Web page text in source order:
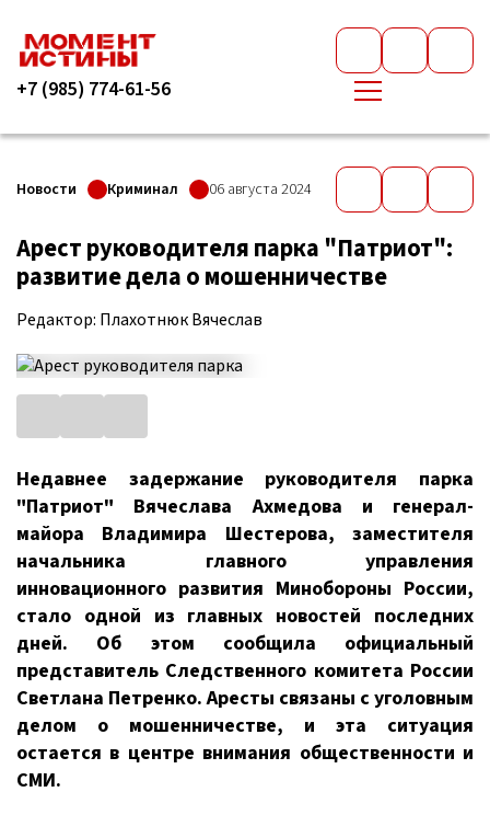
+7 (985) 774-61-56
Новости Криминал 06 августа 2024
Арест руководителя парка "Патриот":
развитие дела о мошенничестве
Редактор: Плахотнюк Вячеслав
Недавнее задержание руководителя парка
"Патриот" Вячеслава Ахмедова и генерал-
майора Владимира Шестерова, заместителя
начальника главного управления
инновационного развития Минобороны России,
стало одной из главных новостей последних
дней. Об этом сообщила официальный
представитель Следственного комитета России
Светлана Петренко. Аресты связаны с уголовным
делом о мошенничестве, и эта ситуация
остается в центре внимания общественности и
СМИ.